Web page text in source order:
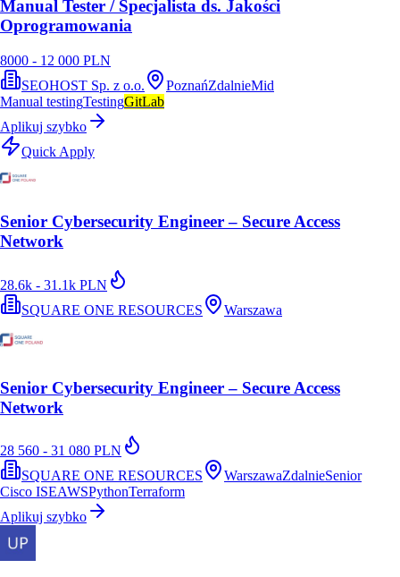
Manual Tester / Specjalista ds. Jakości
Oprogramowania
8000 - 12 000 PLN
SEOHOST Sp. z o.o.
PoznańZdalnieMid
Manual testingTestingGitLab
Aplikuj szybko
Quick Apply
Senior Cybersecurity Engineer – Secure Access
Network
28.6k - 31.1k PLN
SQUARE ONE RESOURCES
Warszawa
Senior Cybersecurity Engineer – Secure Access
Network
28 560 - 31 080 PLN
SQUARE ONE RESOURCES
WarszawaZdalnieSenior
Cisco ISEAWSPythonTerraform
Aplikuj szybko